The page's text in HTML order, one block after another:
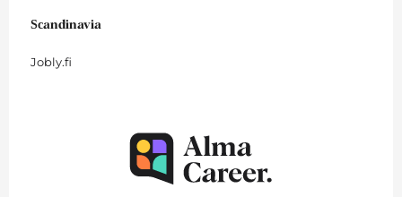
Scandinavia
Jobly.fi